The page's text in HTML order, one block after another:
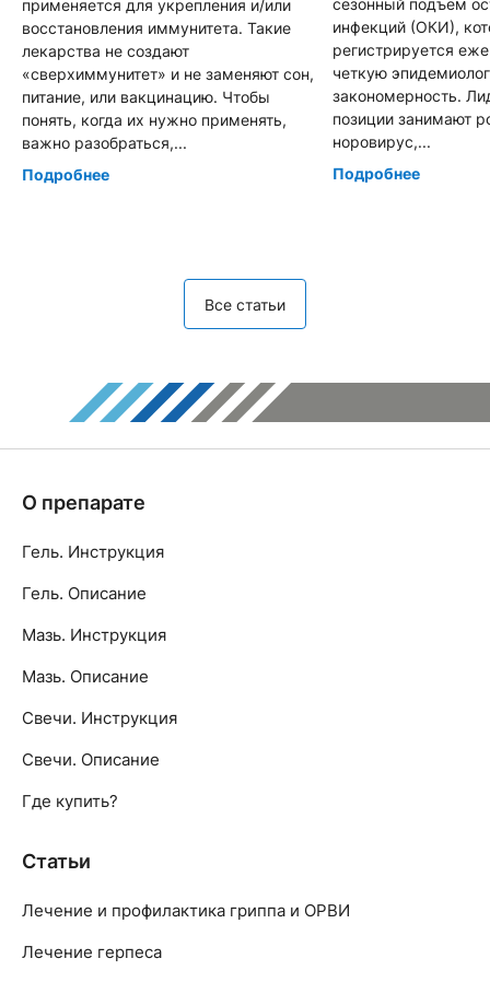
применяется для укрепления и/или
восстановления иммунитета. Такие
лекарства не создают
«сверхиммунитет» и не заменяют сон,
питание, или вакцинацию. Чтобы
понять, когда их нужно применять,
важно разобраться,...
Подробнее
сезонный подъем
инфекций (ОКИ),
регистрируется
четкую
закономерность.
позиции занимают
норовирус,...
Подробнее
Все статьи
О препарате
Гель. Инструкция
Гель. Описание
Мазь. Инструкция
Мазь. Описание
Свечи. Инструкция
Свечи. Описание
Где купить?
Статьи
Лечение и профилактика гриппа и ОРВИ
Лечение герпеса